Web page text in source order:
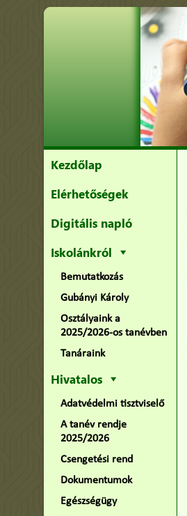
Kezdőlap
Elérhetőségek
Digitális napló
Iskolánkról
Bemutatkozás
Gubányi Károly
Osztályaink a
2025/2026-os tanévben
Tanáraink
Hivatalos
Adatvédelmi tisztviselő
A tanév rendje
2025/2026
Csengetési rend
Dokumentumok
Egészségügy